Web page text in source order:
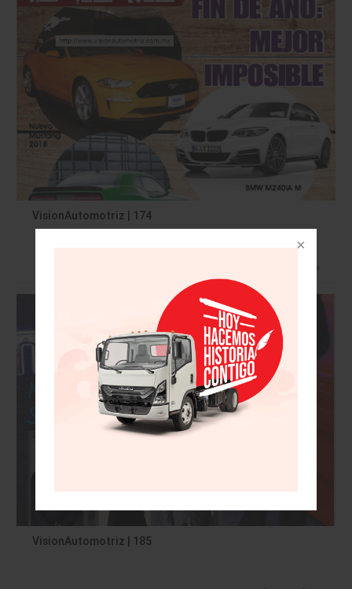
VisionAutomotriz | 174
Leer más »
VisionAutomotriz | 185